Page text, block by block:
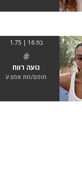
בת 16 | 1.75
#
נועה רווח
חוסם/מת אמצע